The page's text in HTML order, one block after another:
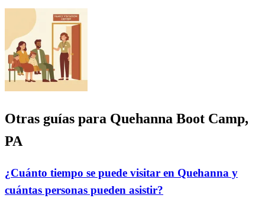
Otras guías para Quehanna Boot Camp,
PA
¿Cuánto tiempo se puede visitar en Quehanna y
cuántas personas pueden asistir?